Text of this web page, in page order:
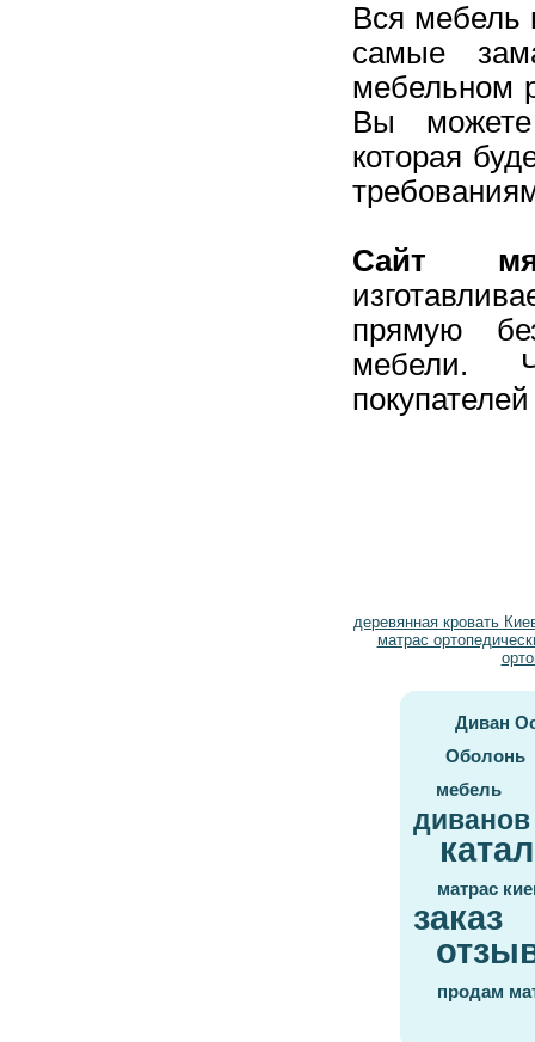
Вся мебель
самые
мебельном
Вы можете
которая
Сайт
прямую
мебели.
деревянная кровать
матрас
Диван
Оболонь
мебель
диванов
матрас
заказ
продам